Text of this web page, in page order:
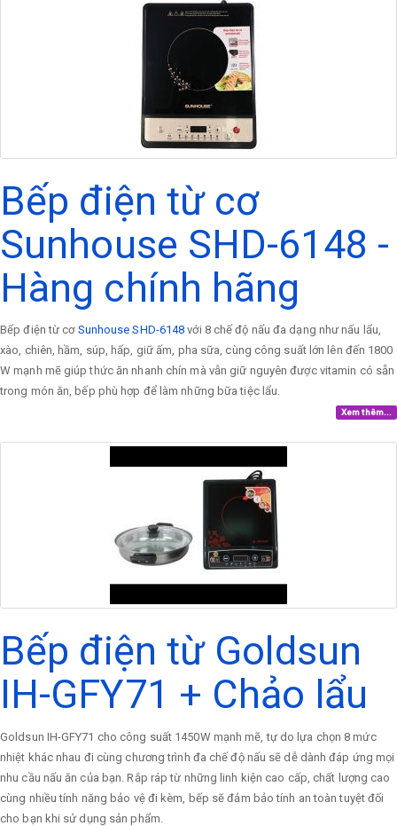
Bếp điện từ cơ
Sunhouse SHD-6148 -
Hàng chính hãng
Bếp điện từ cơ Sunhouse SHD-6148với 8 chế độ nấu đa dạng như nấu lẩu,
xào, chiên, hầm, súp, hấp, giữ ấm, pha sữa, cùng công suất lớn lên đến 1800
W mạnh mẽ giúp thức ăn nhanh chín mà vẫn giữ nguyên được vitamin có sẵn
trong món ăn, bếp phù hợp để làm những bữa tiệc lẩu.
Xem thêm...
Bếp điện từ Goldsun
IH-GFY71 + Chảo lẩu
Goldsun IH-GFY71 cho công suất 1450W mạnh mẽ, tự do lựa chọn 8 mức
nhiệt khác nhau đi cùng chương trình đa chế độ nấu sẽ dễ dành đáp ứng mọi
nhu cầu nấu ăn của bạn. Rắp ráp từ những linh kiện cao cấp, chất lượng cao
cùng nhiều tính năng bảo vệ đi kèm, bếp sẽ đảm bảo tính an toàn tuyệt đối
cho bạn khi sử dụng sản phẩm.